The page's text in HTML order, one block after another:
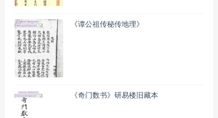
《谭公祖传秘传地理》
《奇门数书》研易楼旧藏本